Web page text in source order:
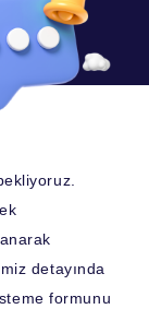
detayında
formunu